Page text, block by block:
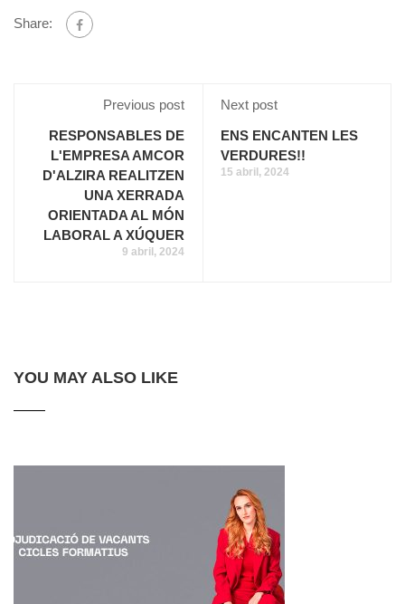
Share:
Previous post
RESPONSABLES DE
L'EMPRESA AMCOR
D'ALZIRA REALITZEN
UNA XERRADA
ORIENTADA AL MÓN
LABORAL A XÚQUER
9 abril, 2024
Next post
ENS ENCANTEN LES
VERDURES!!
15 abril, 2024
YOU MAY ALSO LIKE